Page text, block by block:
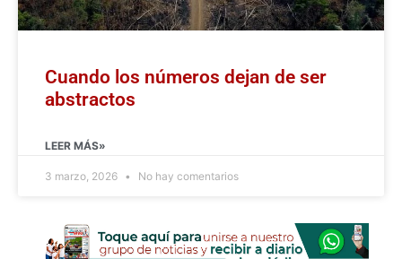
Cuando los números dejan de ser
abstractos
LEER MÁS»
3 marzo, 2026 No hay comentarios